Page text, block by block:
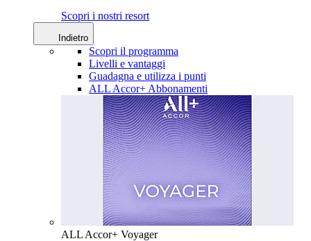
Scopri i nostri resort
Indietro
Scopri il programma
Livelli e vantaggi
Guadagna e utilizza i punti
ALL Accor+ Abbonamenti
ALL Accor+ Voyager